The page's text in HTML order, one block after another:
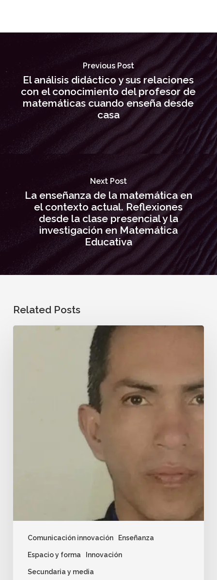
Previous Post
El análisis didáctico y sus relaciones
con el conocimiento del profesor de
matemáticas cuando enseña desde
casa
Next Post
La enseñanza de la matemática en
el contexto actual. Reflexiones
desde la clase presencial y la
investigación en Matemática
Educativa
Related Posts
Comunicación innovación Enseñanza
Espacio y forma Innovación
Secundaria y media